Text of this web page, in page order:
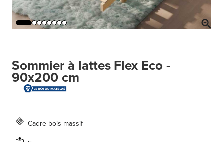
Sommier à lattes Flex Eco -
90x200 cm
Cadre bois massif